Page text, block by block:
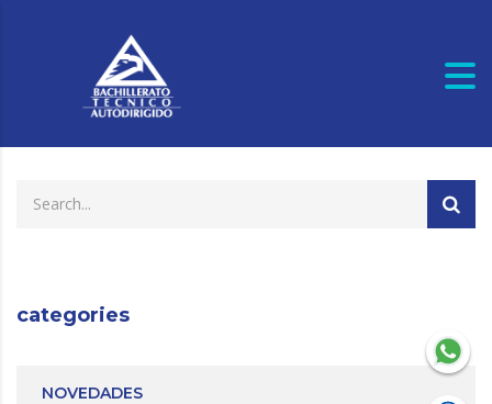
categories
NOVEDADES